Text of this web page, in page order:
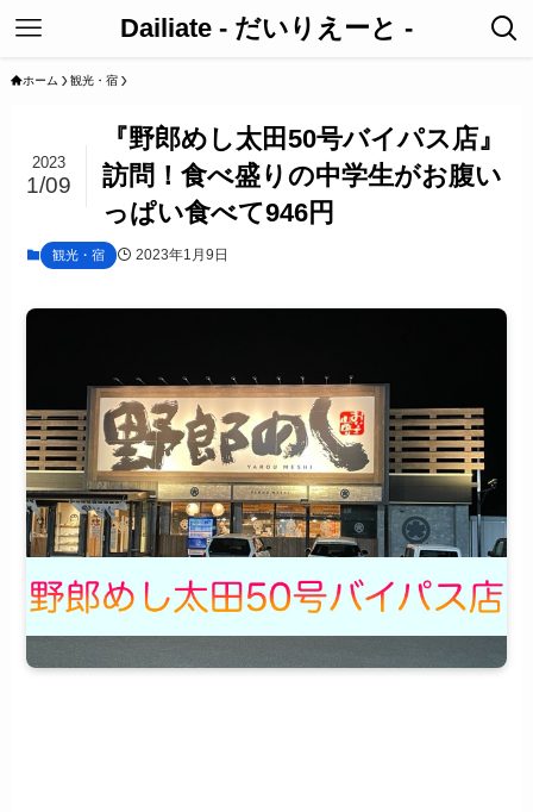
Dailiate - だいりえーと -
ホーム 観光・宿
『野郎めし太田50号バイパス店』
訪問！食べ盛りの中学生がお腹い
っぱい食べて946円
2023
1/09
観光・宿 2023年1月9日